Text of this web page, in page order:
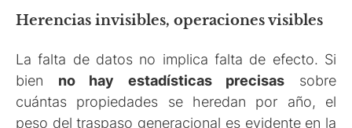
Herencias invisibles, operaciones visibles
La falta de datos no implica falta de efecto. Si
bien no hay estadísticas precisas sobre
cuántas propiedades se heredan por año, el
peso del traspaso generacional es evidente en la